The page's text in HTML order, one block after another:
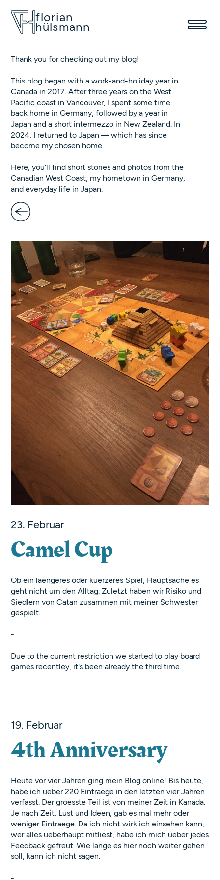
florian
hülsmann
Thank you for checking out my blog!
This blog began with a work-and-holiday year in
Canada in 2017. After three years on the West
Pacific coast in Vancouver, I spent some time
back home in Germany, followed by a year in
Japan and a short intermezzo in New Zealand. In
2024, I returned to Japan — which has since
become my chosen home.
Here, you'll find short stories and photos from the
Canadian West Coast, my hometown in Germany,
and everyday life in Japan.
23. Februar
Camel Cup
Ob ein laengeres oder kuerzeres Spiel, Hauptsache es
geht nicht um den Alltag. Zuletzt haben wir Risiko und
Siedlern von Catan zusammen mit meiner Schwester
gespielt.
-
Due to the current restriction we started to play board
games recentley, it's been already the third time.
19. Februar
4th Anniversary
Heute vor vier Jahren ging mein Blog online! Bis heute,
habe ich ueber 220 Eintraege in den letzten vier Jahren
verfasst. Der groesste Teil ist von meiner Zeit in Kanada.
Je nach Zeit, Lust und Ideen, gab es mal mehr oder
weniger Eintraege. Da ich nicht wirklich einsehen kann,
wer alles ueberhaupt mitliest, habe ich mich ueber jedes
Feedback gefreut. Wie lange es hier noch weiter gehen
soll, kann ich nicht sagen.
-